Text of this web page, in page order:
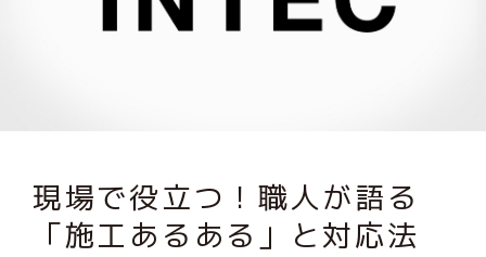
現場で役立つ！職人が語る
「施工あるある」と対応法